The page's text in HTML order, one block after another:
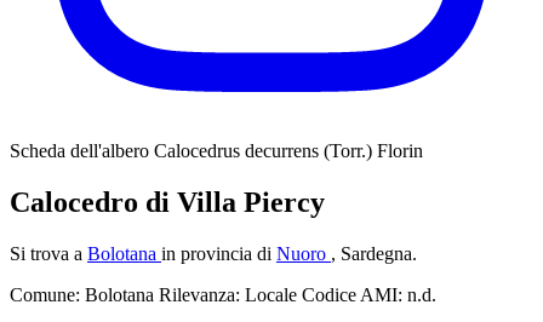
Scheda dell'albero Calocedrus decurrens (Torr.) Florin
Calocedro di Villa Piercy
Si trova a Bolotana in provincia di Nuoro , Sardegna.
Comune: Bolotana Rilevanza: Locale Codice AMI: n.d.